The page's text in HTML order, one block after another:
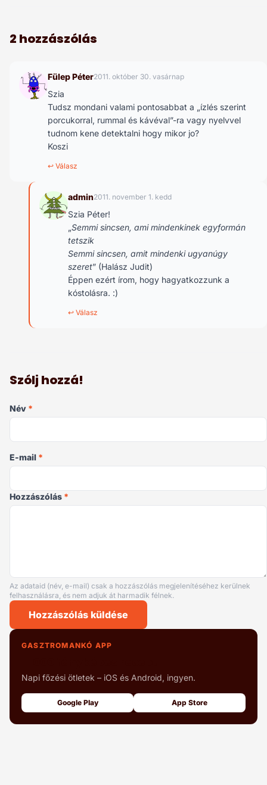
2 hozzászólás
Fülep Péter2011. október 30. vasárnap
Szia
Tudsz mondani valami pontosabbat a „ízlés szerint
porcukorral, rummal és kávéval”-ra vagy nyelvvel
tudnom kene detektalni hogy mikor jo?
Koszi
↩ Válasz
admin2011. november 1. kedd
Szia Péter!
„Semmi sincsen, ami mindenkinek egyformán
tetszik
Semmi sincsen, amit mindenki ugyanúgy
szeret” (Halász Judit)
Éppen ezért írom, hogy hagyatkozzunk a
kóstolásra. :)
↩ Válasz
Szólj hozzá!
Név *
E-mail *
Hozzászólás *
Az adataid (név, e-mail) csak a hozzászólás megjelenítéséhez kerülnek
felhasználásra, és nem adjuk át harmadik félnek.
Hozzászólás küldése
GASZTROMANKÓ APP
Napi főzési ötletek – iOS és Android, ingyen.
Google Play App Store